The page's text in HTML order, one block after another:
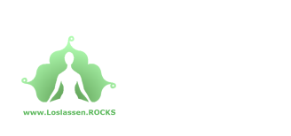
springen